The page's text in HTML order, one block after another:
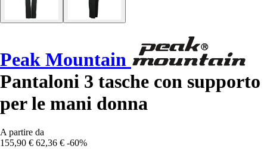
Peak Mountain
Pantaloni 3 tasche con supporto
per le mani donna
A partire da
155,90 € 62,36 € -60%